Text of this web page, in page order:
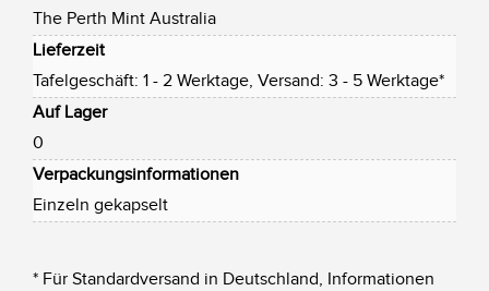
The Perth Mint Australia
Lieferzeit
Tafelgeschäft: 1 - 2 Werktage, Versand: 3 - 5 Werktage*
Auf Lager
0
Verpackungsinformationen
Einzeln gekapselt
* Für Standardversand in Deutschland, Informationen